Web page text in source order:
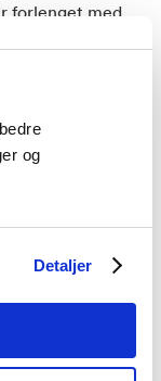
og
Detaljer
forlenget med
i dag en
i
mot
mål om
i bruk av